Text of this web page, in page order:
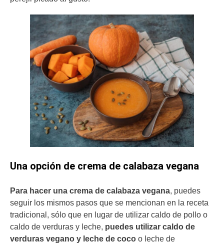
Una opción de crema de calabaza vegana
Para hacer una crema de calabaza vegana, puedes
seguir los mismos pasos que se mencionan en la receta
tradicional, sólo que en lugar de utilizar caldo de pollo o
caldo de verduras y leche, puedes utilizar caldo de
verduras vegano y leche de coco o leche de